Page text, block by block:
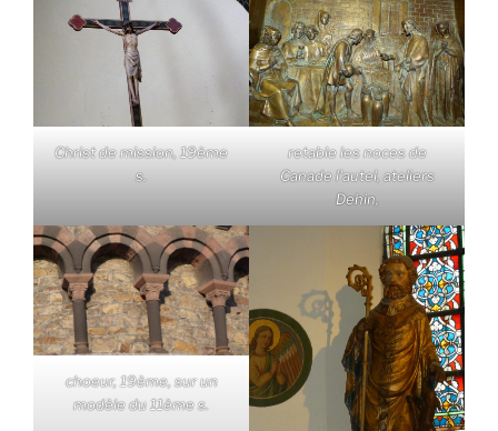
Christ de mission, 19ème
s.
retable les noces de
Canade l'autel, ateliers
Dehin,
choeur, 19ème, sur un
modèle du 11ème s.